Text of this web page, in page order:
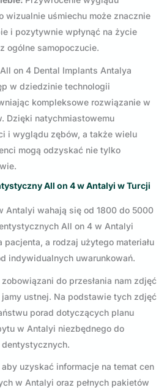
wizualnie uśmiechu może znacznie
i pozytywnie wpłynąć na życie
ogólne samopoczucie.
on 4 Dental Implants Antalya
w dziedzinie technologii
kompleksowe rozwiązanie w
Dzięki natychmiastowemu
i wyglądu zębów, a także wielu
mogą odzyskać nie tylko
All on 4 w Antalyi w Turcji
Antalyi wahają się od 1800 do 5000
All on 4 w Antalyi
a rodzaj użytego materiału
indywidualnych uwarunkowań.
do przesłania nam zdjęć
ustnej. Na podstawie tych zdjęć
porad dotyczących planu
w Antalyi niezbędnego do
uzyskać informacje na temat cen
w Antalyi oraz pełnych pakietów